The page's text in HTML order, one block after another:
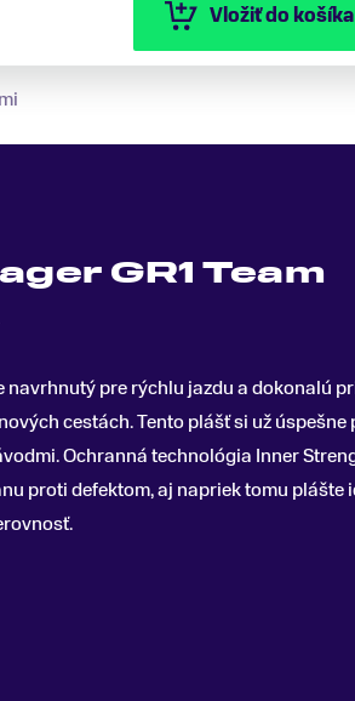
Vložiť do košíka
GR1 Team
navrhnutý pre rýchlu jazdu a dokonalú
cestách.Tento plášť si už úspešne
Ochranná technológia Inner
proti defektom, aj napriek tomu plášte